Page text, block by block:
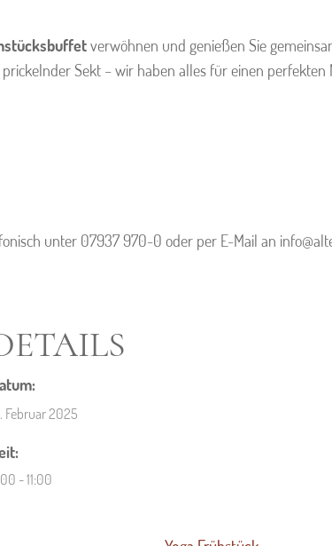
verwöhnen und genießen Sie
Sekt – wir haben alles für einen perfekten
unter 07937 970-0 oder per E-Mail an
Februar 2025
- 11:00